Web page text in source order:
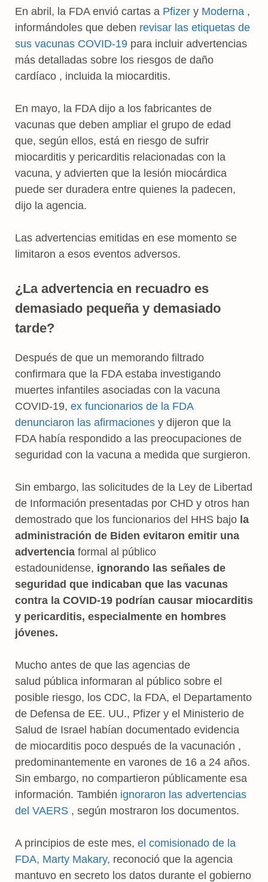
En abril, la FDA envió cartas a Pfizer y Moderna ,
informándoles que deben revisar las etiquetas de
sus vacunas COVID-19 para incluir advertencias
más detalladas sobre los riesgos de daño
cardíaco , incluida la miocarditis.
En mayo, la FDA dijo a los fabricantes de
vacunas que deben ampliar el grupo de edad
que, según ellos, está en riesgo de sufrir
miocarditis y pericarditis relacionadas con la
vacuna, y advierten que la lesión miocárdica
puede ser duradera entre quienes la padecen,
dijo la agencia.
Las advertencias emitidas en ese momento se
limitaron a esos eventos adversos.
¿La advertencia en recuadro es
demasiado pequeña y demasiado
tarde?
Después de que un memorando filtrado
confirmara que la FDA estaba investigando
muertes infantiles asociadas con la vacuna
COVID-19, ex funcionarios de la FDA
denunciaron las afirmaciones y dijeron que la
FDA había respondido a las preocupaciones de
seguridad con la vacuna a medida que surgieron.
Sin embargo, las solicitudes de la Ley de Libertad
de Información presentadas por CHD y otros han
demostrado que los funcionarios del HHS bajo la
administración de Biden evitaron emitir una
advertencia formal al público
estadounidense, ignorando las señales de
seguridad que indicaban que las vacunas
contra la COVID-19 podrían causar miocarditis
y pericarditis, especialmente en hombres
jóvenes.
Mucho antes de que las agencias de
salud pública informaran al público sobre el
posible riesgo, los CDC, la FDA, el Departamento
de Defensa de EE. UU., Pfizer y el Ministerio de
Salud de Israel habían documentado evidencia
de miocarditis poco después de la vacunación ,
predominantemente en varones de 16 a 24 años.
Sin embargo, no compartieron públicamente esa
información. También ignoraron las advertencias
del VAERS , según mostraron los documentos.
A principios de este mes, el comisionado de la
FDA, Marty Makary, reconoció que la agencia
mantuvo en secreto los datos durante el gobierno